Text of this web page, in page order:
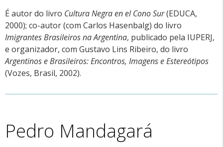
É autor do livro Cultura Negra en el Cono Sur(EDUCA,
2000); co-autor (com Carlos Hasenbalg) do livro
Imigrantes Brasileiros na Argentina, publicado pela IUPERJ,
e organizador, com Gustavo Lins Ribeiro, do livro
Argentinos e Brasileiros: Encontros, Imagens e Estereótipos
(Vozes, Brasil, 2002).
Pedro Mandagará